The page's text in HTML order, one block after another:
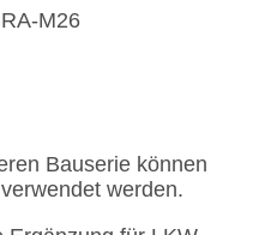
M26
Bauserie können
werden.